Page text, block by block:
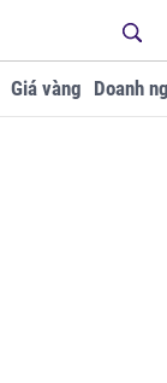
Giá vàng Doanh